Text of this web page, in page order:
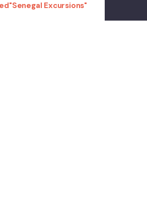
Excursions"